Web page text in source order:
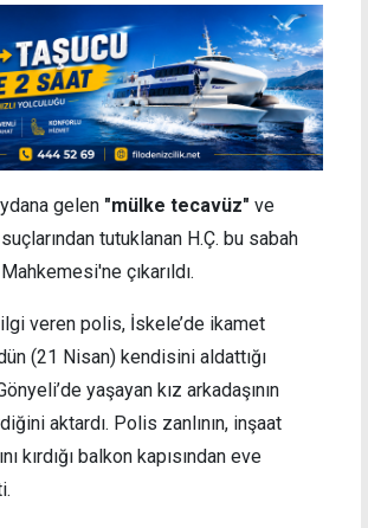
gelen "mülke tecavüz" ve
suçlarından tutuklanan H.Ç. bu sabah
çıkarıldı.
veren polis, İskele’de ikamet
(21 Nisan) kendisini aldattığı
yaşayan kız arkadaşının
aktardı. Polis zanlının, inşaat
kırdığı balkon kapısından eve